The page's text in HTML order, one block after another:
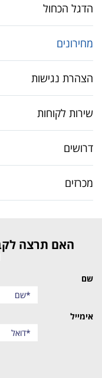
הדגל הכחול
מחירונים
הצהרת נגישות
שירות לקוחות
דרושים
מכרזים
האם תרצה לקבל עידכונים אודות אירועים
שם
אימייל